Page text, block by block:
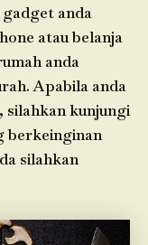
anda
atau belanja
anda
Apabila anda
silahkan kunjungi
berkeinginan
silahkan